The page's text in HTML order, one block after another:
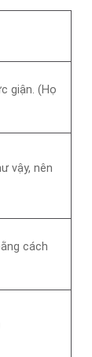
giận. (Họ
vậy, nên
cách